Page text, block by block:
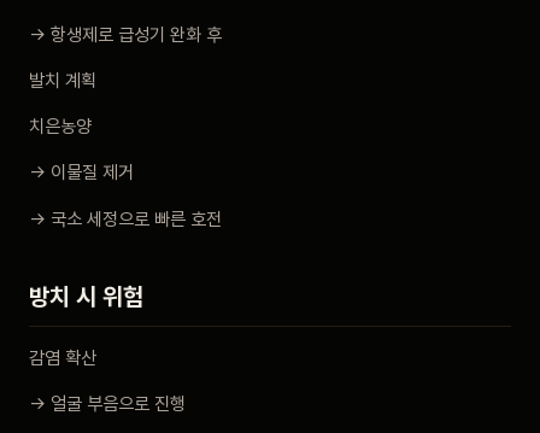
→ 항생제로 급성기 완화 후
발치 계획
치은농양
→ 이물질 제거
→ 국소 세정으로 빠른 호전
방치 시 위험
감염 확산
→ 얼굴 부음으로 진행